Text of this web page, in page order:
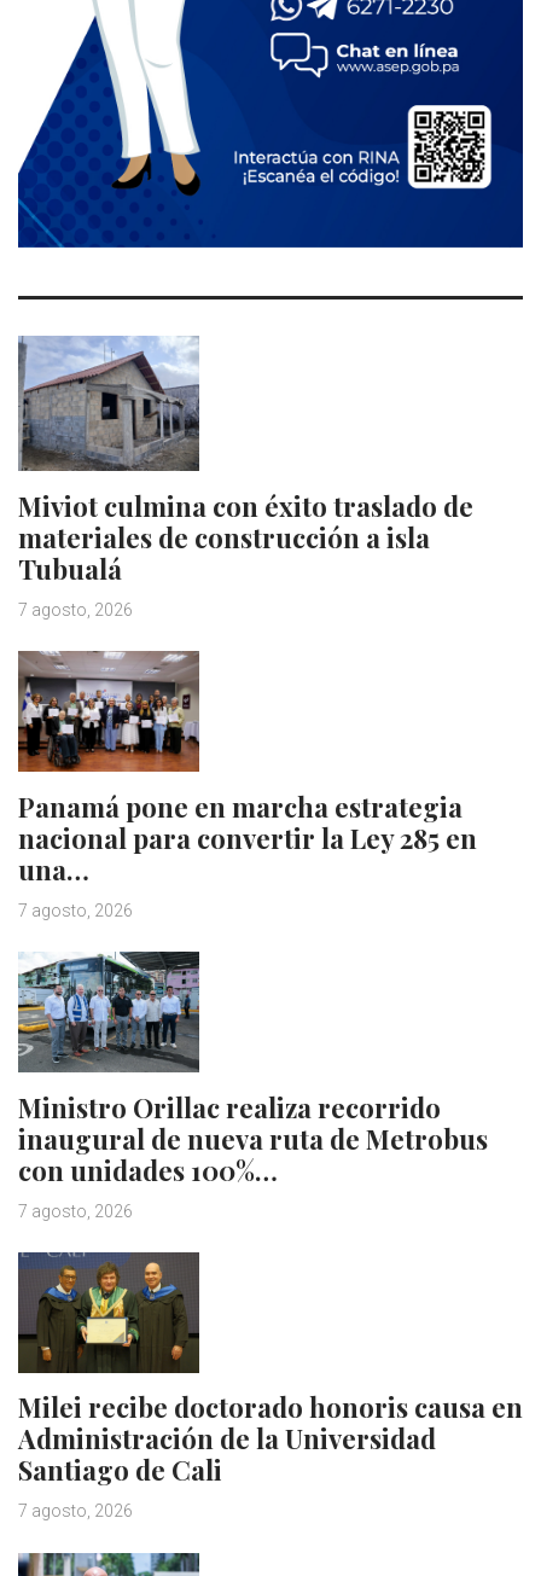
Miviot culmina con éxito traslado de
materiales de construcción a isla
Tubualá
7 agosto, 2026
Panamá pone en marcha estrategia
nacional para convertir la Ley 285 en
una…
7 agosto, 2026
Ministro Orillac realiza recorrido
inaugural de nueva ruta de Metrobus
con unidades 100%…
7 agosto, 2026
Milei recibe doctorado honoris causa en
Administración de la Universidad
Santiago de Cali
7 agosto, 2026